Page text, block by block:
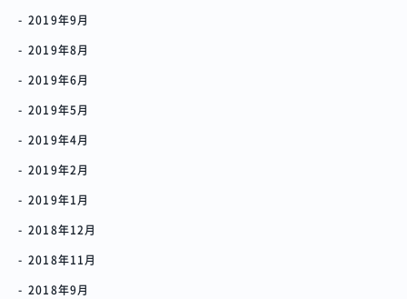
2019年9月
2019年8月
2019年6月
2019年5月
2019年4月
2019年2月
2019年1月
2018年12月
2018年11月
2018年9月